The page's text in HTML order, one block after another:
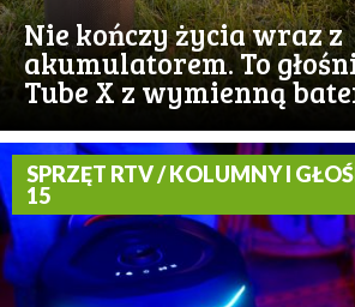
Nie kończy życia wraz z
akumulatorem. To
Tube X z wymienną
SPRZĘT RTV / KOLUMNY I
15